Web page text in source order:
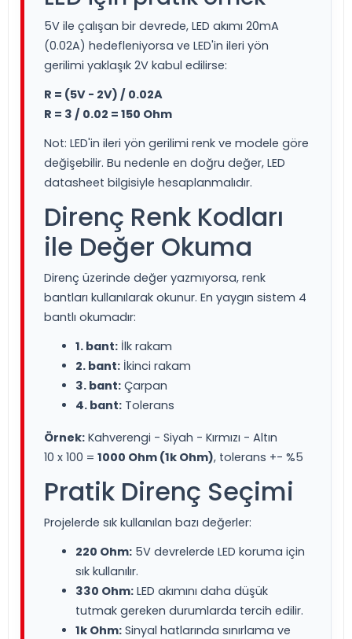
5V ile çalışan bir devrede, LED akımı 20mA
(0.02A) hedefleniyorsa ve LED'in ileri yön
gerilimi yaklaşık 2V kabul edilirse:
R = (5V - 2V) / 0.02A
R = 3 / 0.02 = 150 Ohm
Not: LED'in ileri yön gerilimi renk ve modele göre
değişebilir. Bu nedenle en doğru değer, LED
datasheet bilgisiyle hesaplanmalıdır.
Direnç Renk Kodları
ile Değer Okuma
Direnç üzerinde değer yazmıyorsa, renk
bantları kullanılarak okunur. En yaygın sistem 4
bantlı okumadır:
1. bant: İlk rakam
2. bant: İkinci rakam
3. bant: Çarpan
4. bant: Tolerans
Örnek: Kahverengi - Siyah - Kırmızı - Altın
10 x 100 = 1000 Ohm (1k Ohm), tolerans +- %5
Pratik Direnç Seçimi
Projelerde sık kullanılan bazı değerler:
220 Ohm: 5V devrelerde LED koruma için
sık kullanılır.
330 Ohm: LED akımını daha düşük
tutmak gereken durumlarda tercih edilir.
1k Ohm: Sinyal hatlarında sınırlama ve